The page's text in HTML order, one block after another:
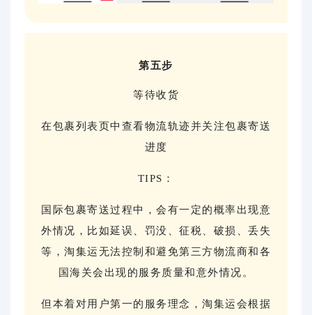
第五步
等待收货
在包裹列表页中查看物流轨迹并关注包裹寄送
进度
TIPS：
国际包裹寄送过程中，会有一定的概率出现意
外情况，比如延误、罚没、征税、破损、丢失
等，淘集运无法控制和避免第三方物流商和各
国海关会出现的服务质量和意外情况。
但本着对用户第一的服务理念，淘集运会根据